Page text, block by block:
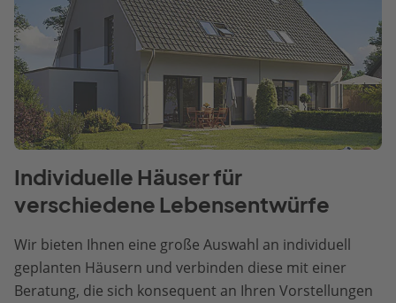
Individuelle Häuser für
verschiedene Lebensentwürfe
Wir bieten Ihnen eine große Auswahl an individuell
geplanten Häusern und verbinden diese mit einer
Beratung, die sich konsequent an Ihren Vorstellungen